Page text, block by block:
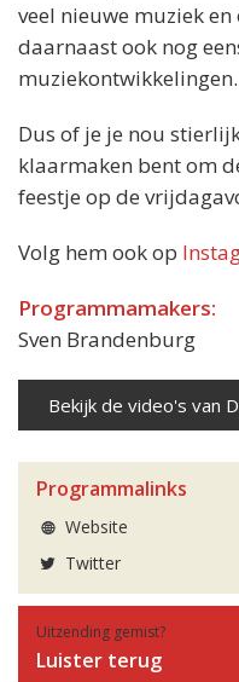
veel nieuwe muziek
daarnaast ook nog
muziekontwikkelingen.
Dus of je je nou
klaarmaken bent om
feestje op de
Volg hem ook op
Programmamakers:
Sven Brandenburg
Bekijk de video's van
Programmalinks
Website
Twitter
Uitzending gemist?
Luister terug